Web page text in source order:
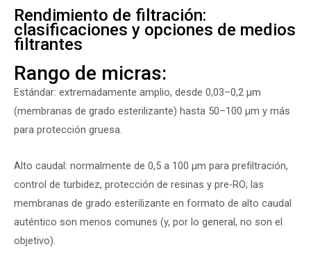
Rendimiento de filtración:
clasificaciones y opciones de medios
filtrantes
Rango de micras:
Estándar: extremadamente amplio, desde 0,03–0,2 µm
(membranas de grado esterilizante) hasta 50–100 µm y más
para protección gruesa.
Alto caudal: normalmente de 0,5 a 100 µm para prefiltración,
control de turbidez, protección de resinas y pre-RO; las
membranas de grado esterilizante en formato de alto caudal
auténtico son menos comunes (y, por lo general, no son el
objetivo).